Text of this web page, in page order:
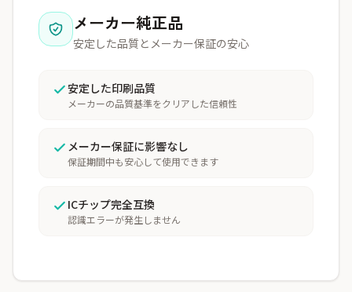
メーカー純正品
安定した品質とメーカー保証の安心
安定した印刷品質
メーカーの品質基準をクリアした信頼性
メーカー保証に影響なし
保証期間中も安心して使用できます
ICチップ完全互換
認識エラーが発生しません